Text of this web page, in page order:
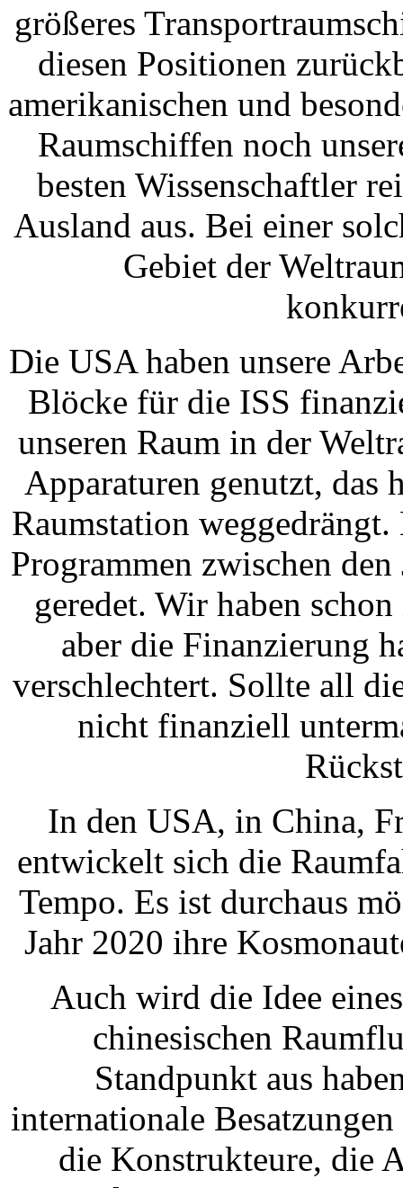
größeres
diesen Positionen
amerikanischen und
Raumschiffen noch
besten Wissenschaftler
Ausland aus. Bei einer
Gebiet der
Die USA haben unsere
Blöcke für die ISS
unseren Raum in der
Apparaturen genutzt, das
Raumstation
Programmen zwischen
geredet. Wir haben
aber die Finanzierung
verschlechtert. Sollte all
nicht finanziell
In den USA, in China,
entwickelt sich die
Tempo. Es ist durchaus
Jahr 2020 ihre
Auch wird die Idee
chinesischen
Standpunkt aus
internationale
die Konstrukteure, die